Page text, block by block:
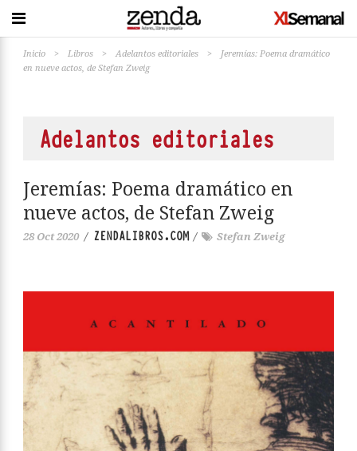
Inicio > Libros > Adelantos editoriales >
Jeremías: Poema dramático
en nueve actos, de Stefan Zweig
Adelantos editoriales
Jeremías: Poema dramático en
nueve actos, de Stefan Zweig
28 Oct 2020 / ZENDALIBROS.COM/ Stefan Zweig